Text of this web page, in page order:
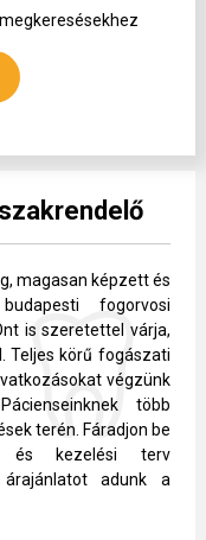
magasan képzett és
fogorvosi
is szeretettel várja,
Teljes körű fogászati
végzünk
több
terén. Fáradjon be
és kezelési terv
árajánlatot adunk a